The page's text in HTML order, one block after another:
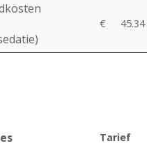
€ 45.34
Tarief